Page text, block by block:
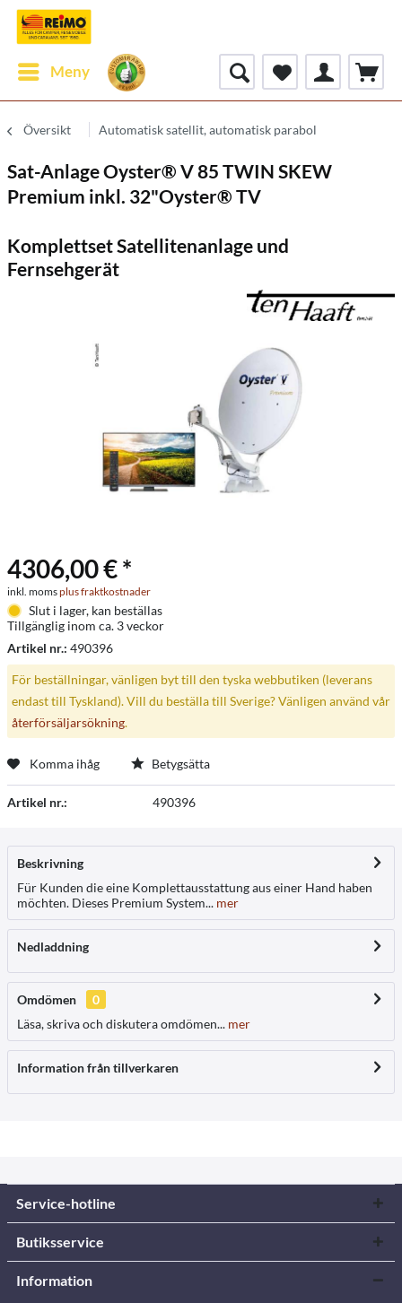
Meny
Översikt Automatisk satellit, automatisk parabol
Sat-Anlage Oyster® V 85 TWIN SKEW
Premium inkl. 32"Oyster® TV
Komplettset Satellitenanlage und
Fernsehgerät
4306,00 € *
inkl. momsplus fraktkostnader
Slut i lager, kan beställas
Tillgänglig inom ca. 3 veckor
Artikel nr.: 490396
För beställningar, vänligen byt till den tyska webbutiken (leverans
endast till Tyskland). Vill du beställa till Sverige? Vänligen använd vår
återförsäljarsökning.
Komma ihåg Betygsätta
Artikel nr.: 490396
Beskrivning
Für Kunden die eine Komplettausstattung aus einer Hand haben
möchten. Dieses Premium System... mer
Nedladdning
Omdömen
0
Läsa, skriva och diskutera omdömen... mer
Information från tillverkaren
Service-hotline
Butiksservice
Information